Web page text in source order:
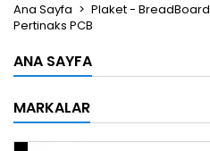
Ana Sayfa Plaket - BreadBoard
Pertinaks PCB
ANA SAYFA
MARKALAR